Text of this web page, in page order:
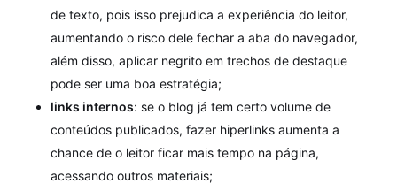
de texto, pois isso prejudica a experiência do leitor,
aumentando o risco dele fechar a aba do navegador,
além disso, aplicar negrito em trechos de destaque
pode ser uma boa estratégia;
links internos: se o blog já tem certo volume de
conteúdos publicados, fazer hiperlinks aumenta a
chance de o leitor ficar mais tempo na página,
acessando outros materiais;